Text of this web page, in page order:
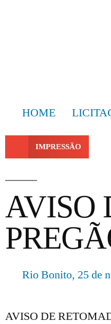
HOME
IMPRESSÃO
AVISO
Rio Bonito, 25 de
AVISO DE